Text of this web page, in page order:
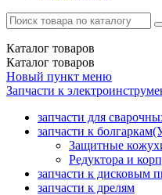
Каталог товаров
Каталог товаров
Новый пункт меню
Запчасти к
запчасти для
запчасти к
Защитные
Редуктора и
запчасти к дисковым
запчасти к дрелям